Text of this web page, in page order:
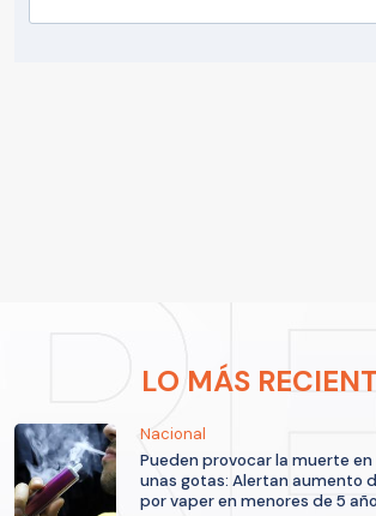
LO MÁS
Nacional
Pueden provocar la muerte
unas gotas: Alertan aumento
por vaper en menores de 5